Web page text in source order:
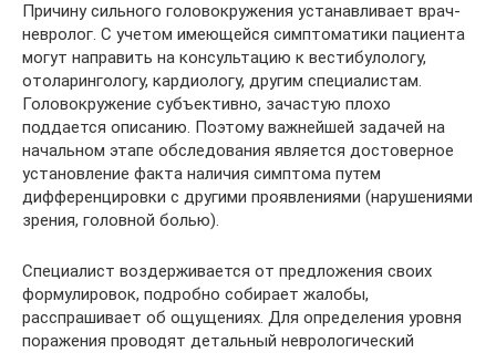
Причину сильного головокружения устанавливает врач-
невролог. С учетом имеющейся симптоматики пациента
могут направить на консультацию к вестибулологу,
отоларингологу, кардиологу, другим специалистам.
Головокружение субъективно, зачастую плохо
поддается описанию. Поэтому важнейшей задачей на
начальном этапе обследования является достоверное
установление факта наличия симптома путем
дифференцировки с другими проявлениями (нарушениями
зрения, головной болью).
Специалист воздерживается от предложения своих
формулировок, подробно собирает жалобы,
расспрашивает об ощущениях. Для определения уровня
поражения проводят детальный неврологический